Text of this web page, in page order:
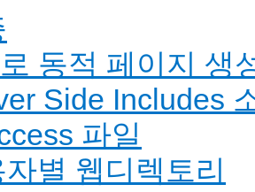
동적 페이지 생
Side Includes
파일
별 웹디렉토리